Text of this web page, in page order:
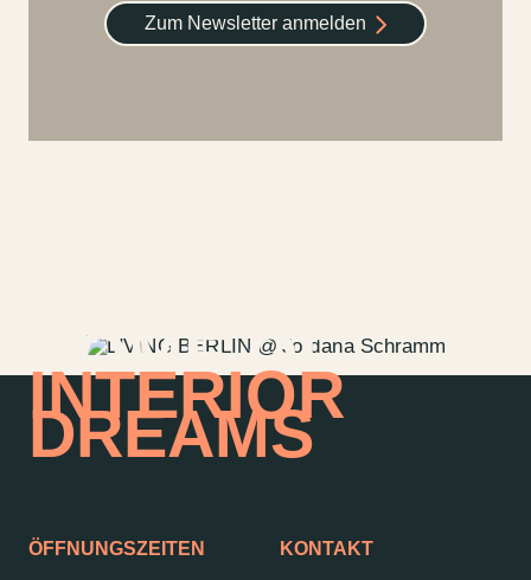
Zum Newsletter anmelden
HOME OF
INTERIOR
DREAMS
ÖFFNUNGSZEITEN KONTAKT